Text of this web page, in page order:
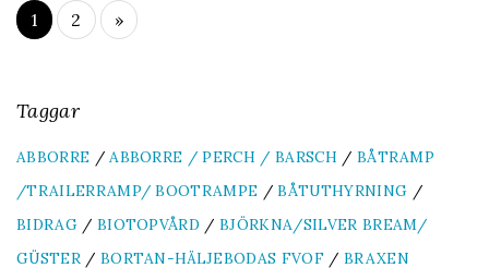
1 2 »
Taggar
ABBORRE /ABBORRE / PERCH / BARSCH / BÅTRAMP
/TRAILERRAMP/ BOOTRAMPE /BÅTUTHYRNING /
BIDRAG/ BIOTOPVÅRD /BJÖRKNA/SILVER BREAM/
GÜSTER/ BORTAN-HÄLJEBODAS FVOF/ BRAXEN